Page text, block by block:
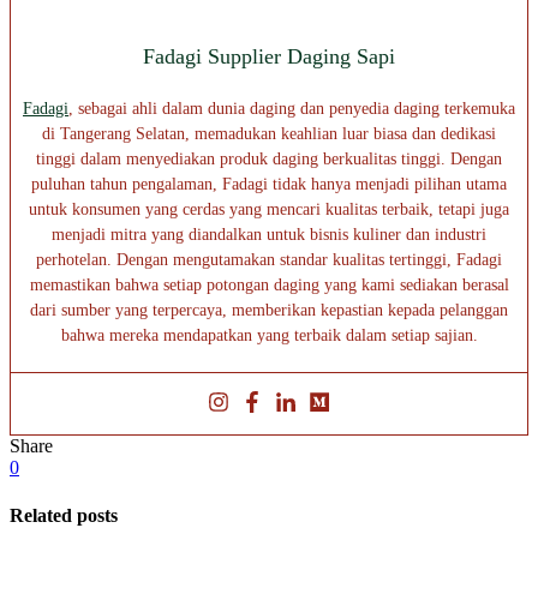
Fadagi Supplier Daging Sapi
Fadagi, sebagai ahli dalam dunia daging dan penyedia daging terkemuka
di Tangerang Selatan, memadukan keahlian luar biasa dan dedikasi
tinggi dalam menyediakan produk daging berkualitas tinggi. Dengan
puluhan tahun pengalaman, Fadagi tidak hanya menjadi pilihan utama
untuk konsumen yang cerdas yang mencari kualitas terbaik, tetapi juga
menjadi mitra yang diandalkan untuk bisnis kuliner dan industri
perhotelan. Dengan mengutamakan standar kualitas tertinggi, Fadagi
memastikan bahwa setiap potongan daging yang kami sediakan berasal
dari sumber yang terpercaya, memberikan kepastian kepada pelanggan
bahwa mereka mendapatkan yang terbaik dalam setiap sajian.
Share
0
Related posts